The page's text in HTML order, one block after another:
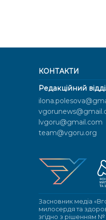
КОНТАКТИ
Редакційний
lvgoru@gmail.com
team@vgoru.org
Засновник медіа
милосердя та
згідно з рішенням №